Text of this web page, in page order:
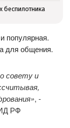
беспилотника
популярная.
для общения.
совету и
, -
РФ